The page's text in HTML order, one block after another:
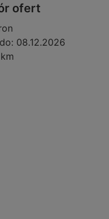
ofert
08.12.2026